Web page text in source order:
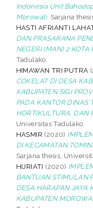
Indonesia Unit
Morowali. Sarjana
HASTI AFRIANTI
DAN PRASARANA
NEGERI (MAN) 2 KOTA
Tadulako.
HIMAWAN TRI PUTRA
COKELAT DI DESA
KABUPATEN SIGI
PADA KANTOR DINAS
HORTIKULTURA, DAN
Universitas Tadulako.
HASMIR (2020)
DI KECAMATAN
Sarjana thesis,
HIJRIATI (2020)
BANTUAN STIMULAN
DESA HARAPAN JAYA
KABUPATEN